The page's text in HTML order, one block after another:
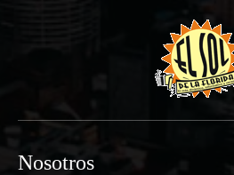
Nosotros